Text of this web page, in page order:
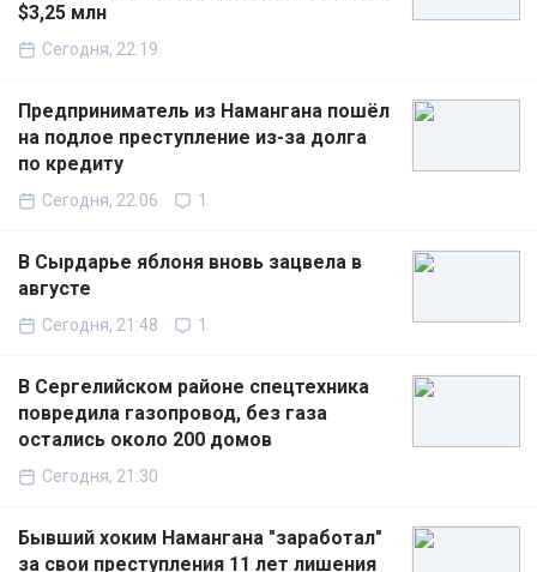
$3,25 млн
Сегодня, 22:19
Предприниматель из Намангана пошёл
на подлое преступление из-за долга
по кредиту
Сегодня, 22:06 1
В Сырдарье яблоня вновь зацвела в
августе
Сегодня, 21:48 1
В Сергелийском районе спецтехника
повредила газопровод, без газа
остались около 200 домов
Сегодня, 21:30
Бывший хоким Намангана "заработал"
за свои преступления 11 лет лишения